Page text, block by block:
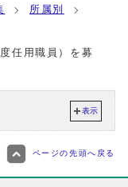
所属別
任用職員）を募
表示
ページの先頭へ戻る